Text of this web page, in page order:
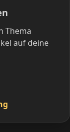
Thema
auf deine